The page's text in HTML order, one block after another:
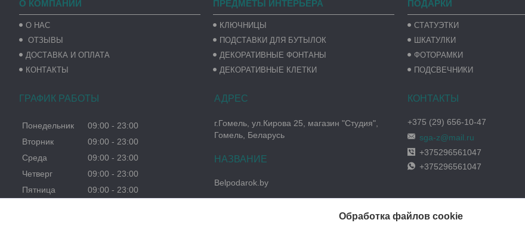
О КОМПАНИИ
О НАС
ОТЗЫВЫ
ДОСТАВКА И ОПЛАТА
КОНТАКТЫ
ПРЕДМЕТЫ ИНТЕРЬЕРА
КЛЮЧНИЦЫ
ПОДСТАВКИ ДЛЯ БУТЫЛОК
ДЕКОРАТИВНЫЕ ФОНТАНЫ
ДЕКОРАТИВНЫЕ КЛЕТКИ
ПОДАРКИ
СТАТУЭТКИ
ШКАТУЛКИ
ФОТОРАМКИ
ПОДСВЕЧНИКИ
ГРАФИК РАБОТЫ
Понедельник 09:00
23:00
Вторник
09:00
23:00
Среда
09:00
23:00
Четверг
09:00
23:00
Пятница
09:00
23:00
г.Гомель, ул.Кирова 25, магазин "Студия",
Гомель, Беларусь
Belpodarok.by
+375 (29) 656-10-47
sga-z@mail.ru
+375296561047
+375296561047
Обработка файлов cookie